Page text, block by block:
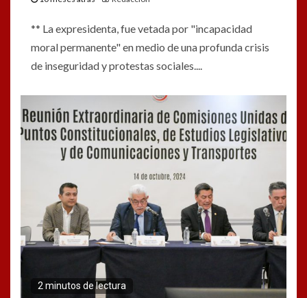
** La expresidenta, fue vetada por "incapacidad
moral permanente" en medio de una profunda crisis
de inseguridad y protestas sociales....
2 minutos de lectura